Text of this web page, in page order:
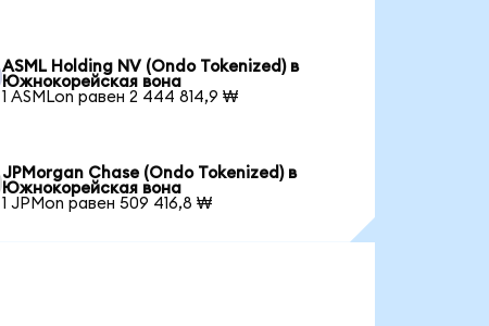
ASML Holding NV (Ondo Tokenized) в
Южнокорейская вона
1 ASMLon равен 2 444 814,9 ₩
JPMorgan Chase (Ondo Tokenized) в
Южнокорейская вона
1 JPMon равен 509 416,8 ₩